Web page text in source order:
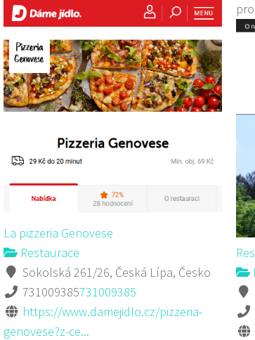
La pizzeria Genovese
Restaurace
Sokolská 261/26, Česká Lípa, Česko
731009385731009385
https://www.damejidlo.cz/pizzeria-
genovese?z-ce...